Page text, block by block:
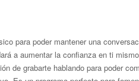
para poder mantener una
a aumentar la confianza en ti
de grabarte hablando para poder